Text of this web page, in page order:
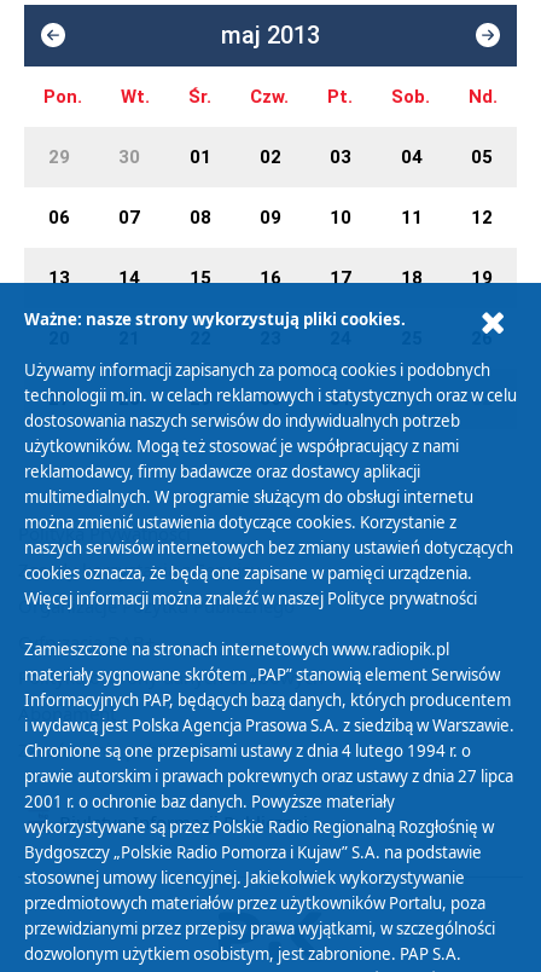
maj 2013
Pon. Wt. Śr. Czw. Pt. Sob. Nd.
29 30 01 02 03 04 05
06 07 08 09 10 11 12
13 14 15 16 17 18 19
26
27 28 29 30 31 01 02
Polityka Prywatności
Zasady korzystania z Serwisu
Organizacje Pożytku Publicznego
Cyfryzacja DAB+
Polityka ochrony danych osobowych
Abonament
Zamówienia publiczne
Biuletyn Informacji Publicznej
Ważne: nasze strony wykorzystują pliki cookies.
Używamy informacji zapisanych za pomocą cookies i podobnych
technologii m.in. w celach reklamowych i statystycznych oraz w celu
dostosowania naszych serwisów do indywidualnych potrzeb
użytkowników. Mogą też stosować je współpracujący z nami
reklamodawcy, firmy badawcze oraz dostawcy aplikacji
multimedialnych. W programie służącym do obsługi internetu
można zmienić ustawienia dotyczące cookies. Korzystanie z
naszych serwisów internetowych bez zmiany ustawień dotyczących
cookies oznacza, że będą one zapisane w pamięci urządzenia.
Więcej informacji można znaleźć w naszej Polityce prywatności
Zamieszczone na stronach internetowych www.radiopik.pl
materiały sygnowane skrótem „PAP” stanowią element Serwisów
Informacyjnych PAP, będących bazą danych, których producentem
i wydawcą jest Polska Agencja Prasowa S.A. z siedzibą w Warszawie.
Chronione są one przepisami ustawy z dnia 4 lutego 1994 r. o
prawie autorskim i prawach pokrewnych oraz ustawy z dnia 27 lipca
2001 r. o ochronie baz danych. Powyższe materiały
wykorzystywane są przez Polskie Radio Regionalną Rozgłośnię w
Bydgoszczy „Polskie Radio Pomorza i Kujaw” S.A. na podstawie
stosownej umowy licencyjnej. Jakiekolwiek wykorzystywanie
przedmiotowych materiałów przez użytkowników Portalu, poza
przewidzianymi przez przepisy prawa wyjątkami, w szczególności
dozwolonym użytkiem osobistym, jest zabronione. PAP S.A.